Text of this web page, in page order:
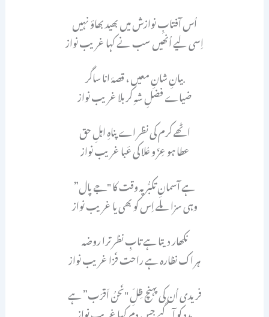
اُس آفتابِ نوازش میں بھید بھاؤ نہیں
اِسی لیے اُنھیں سب نے کہا غریب نواز
بیانِ شانِ معیں ، قصۂ انا ساگر
ضیاے فضلِ شہِ کربلا غریب نواز
اٹھے کرم کی نظر اے پناہِ اہلِ حق
عطا ہو عِزّ و عُلا کی عَبا غریب نواز
ہے آسمانِ تکبُّر پہ وقت کا "جے پال”
وہی سزا ملے اِس کو بھی یا غریب نواز
نکھار دیتا ہے تابِ نظر ترا روضہ
ہر اک نظارہ ہے راحت فَزا غریب نواز
فریدی اُن کی پہنچ ظِلِّ "نَحنُ اَقرَب” ہے